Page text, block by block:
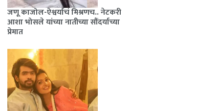
जणू काजोल-ऐश्वर्याचं मिश्रणच.. नेटकरी
आशा भोसले यांच्या नातीच्या सौंदर्याच्या
प्रेमात